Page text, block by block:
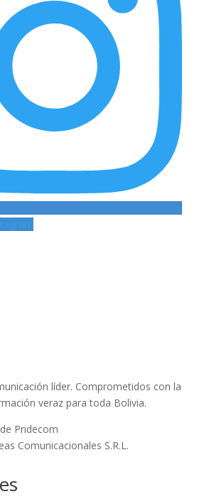
líder. Comprometidos con la
veraz para toda Bolivia.
Pridecom
Comunicacionales S.R.L.